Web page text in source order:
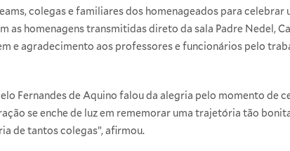
colegas e familiares dos homenageados para celebrar
as homenagens transmitidas direto da sala Padre Nedel,
e agradecimento aos professores e funcionários pelo
Fernandes de Aquino falou da alegria pelo momento de
se enche de luz em rememorar uma trajetória tão
de tantos colegas”, afirmou.